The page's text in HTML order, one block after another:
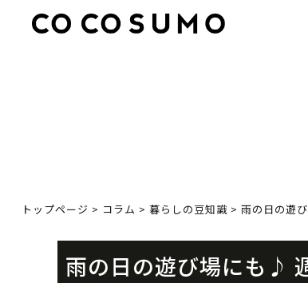
トップページ > コラム > 暮らしの豆知識> 雨の日の遊
雨の日の遊び場にも♪